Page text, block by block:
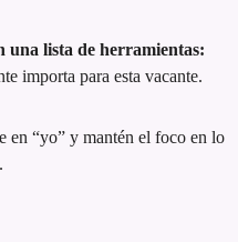
una lista de herramientas:
importa para esta vacante.
en “yo” y mantén el foco en lo